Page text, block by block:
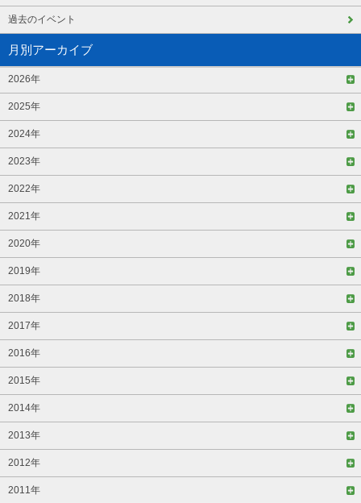
過去のイベント
月別アーカイブ
2026年
2025年
2024年
2023年
2022年
2021年
2020年
2019年
2018年
2017年
2016年
2015年
2014年
2013年
2012年
2011年